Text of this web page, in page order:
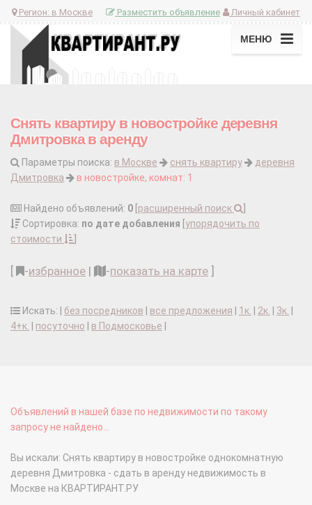
Регион: в Москве Личный кабинет
Разместить объявление
МЕНЮ
Снять квартиру в новостройке деревня
Дмитровка в аренду
Параметры поиска: в Москве снять квартиру
деревня
Дмитровка
в новостройке, комнат: 1
Найдено объявлений: 0 расширенный поиск
Сортировка: по дате добавления упорядочить по
стоимости
-избранное | -показать на карте
Искать: | без посредников все предложения 1к. 2к. 3к.
4+к.
посуточно в Подмосковье
Объявлений в нашей базе по недвижимости по такому
запросу не найдено...
Вы искали: Снять квартиру в новостройке однокомнатную
деревня Дмитровка - сдать в аренду недвижимость в
Москве на КВАРТИРАНТ.РУ